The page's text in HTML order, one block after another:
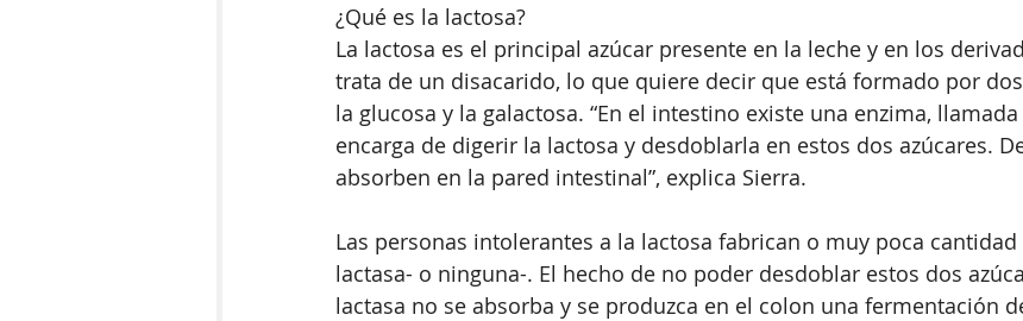
¿Qué es la lactosa?
La lactosa es el principal azúcar presente en la leche y en los
trata de un disacarido, lo que quiere decir que está formado por
la glucosa y la galactosa. “En el intestino existe una enzima,
encarga de digerir la lactosa y desdoblarla en estos dos azúcares.
absorben en la pared intestinal”, explica Sierra.
Las personas intolerantes a la lactosa fabrican o muy poca cantidad
lactasa- o ninguna-. El hecho de no poder desdoblar estos dos
lactasa no se absorba y se produzca en el colon una fermentación